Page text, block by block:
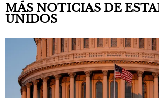
MÁS NOTICIAS DE
UNIDOS